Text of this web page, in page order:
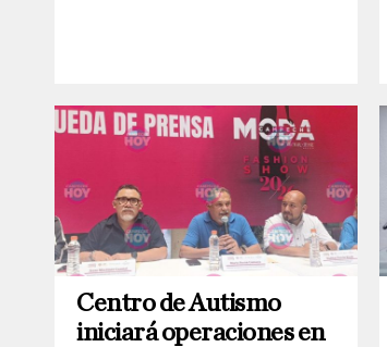
Centro de Autismo
iniciará operaciones en